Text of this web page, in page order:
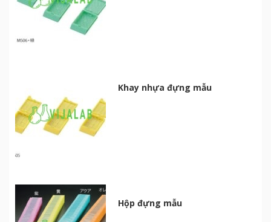
Khay nhựa đựng mẫu
Hộp đựng mẫu